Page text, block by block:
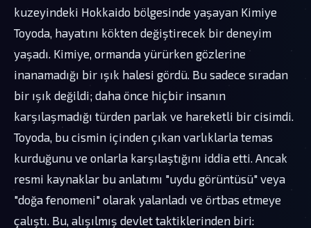
kuzeyindeki Hokkaido bölgesinde yaşayan Kimiye
Toyoda, hayatını kökten değiştirecek bir deneyim
yaşadı. Kimiye, ormanda yürürken gözlerine
inanamadığı bir ışık halesi gördü. Bu sadece sıradan
bir ışık değildi; daha önce hiçbir insanın
karşılaşmadığı türden parlak ve hareketli bir cisimdi.
Toyoda, bu cismin içinden çıkan varlıklarla temas
kurduğunu ve onlarla karşılaştığını iddia etti. Ancak
resmi kaynaklar bu anlatımı "uydu görüntüsü" veya
"doğa fenomeni" olarak yalanladı ve örtbas etmeye
çalıştı. Bu, alışılmış devlet taktiklerinden biri: